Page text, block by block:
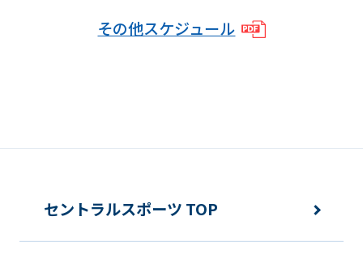
その他スケジュール
that
this
the
service.
セントラルスポーツ TOP